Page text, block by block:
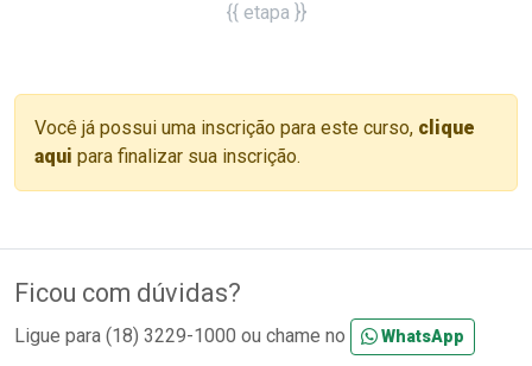
{{ etapa }}
Você já possui uma inscrição para este curso, clique
aqui para finalizar sua inscrição.
Ficou com dúvidas?
Ligue para (18) 3229-1000 ou chame no WhatsApp